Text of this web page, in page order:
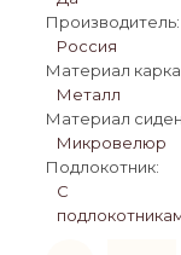
Производитель:
Россия
Материал
Металл
Материал
Микровелюр
Подлокотник:
С